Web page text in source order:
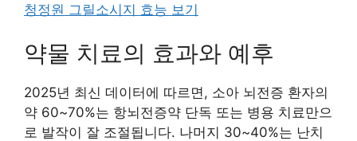
청정원 그릴소시지 효능 보기
약물 치료의 효과와 예후
2025년 최신 데이터에 따르면, 소아 뇌전증 환자의
약 60~70%는 항뇌전증약 단독 또는 병용 치료만으
로 발작이 잘 조절됩니다. 나머지 30~40%는 난치